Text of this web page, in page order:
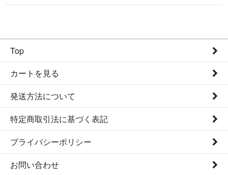
Top
カートを見る
発送方法について
特定商取引法に基づく表記
プライバシーポリシー
お問い合わせ